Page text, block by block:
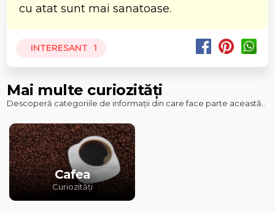
cu atat sunt mai sanatoase.
INTERESANT 1
Mai multe curiozități
Descoperă categoriile de informații din care face parte această..
Cafea
Curiozități